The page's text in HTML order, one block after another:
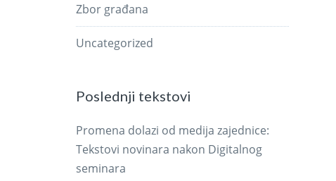
Zbor građana
Uncategorized
Poslednji tekstovi
Promena dolazi od medija zajednice:
Tekstovi novinara nakon Digitalnog
seminara